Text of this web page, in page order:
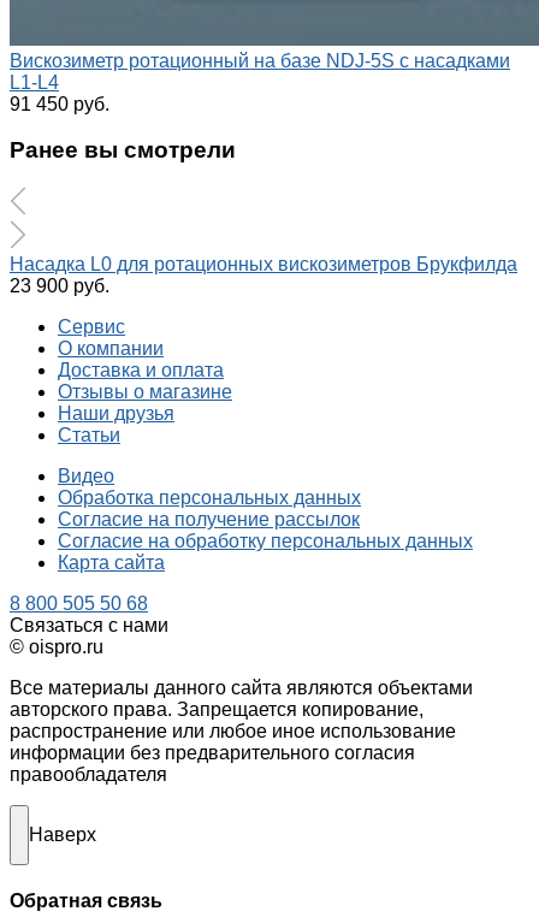
Вискозиметр ротационный на базе NDJ-5S с насадками
L1-L4
91 450 руб.
Ранее вы смотрели
Насадка L0 для ротационных вискозиметров Брукфилда
23 900 руб.
Сервис
О компании
Доставка и оплата
Отзывы о магазине
Наши друзья
Статьи
Видео
Обработка персональных данных
Согласие на получение рассылок
Согласие на обработку персональных данных
Карта сайта
8 800 505 50 68
Связаться с нами
© oispro.ru
Все материалы данного сайта являются объектами
авторского права. Запрещается копирование,
распространение или любое иное использование
информации без предварительного согласия
правообладателя
Наверх
Обратная связь